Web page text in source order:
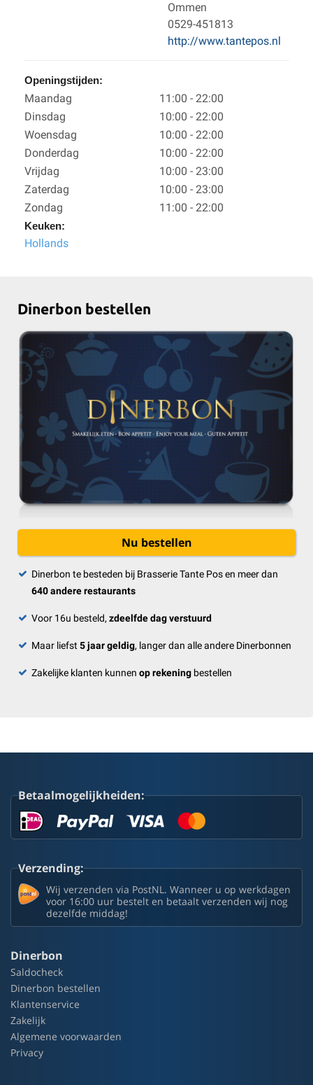
Ommen
0529-451813
http://www.tantepos.nl
Openingstijden:
Maandag
11:00 - 22:00
Dinsdag
10:00 - 22:00
Woensdag
10:00 - 22:00
Donderdag
10:00 - 22:00
Vrijdag
10:00 - 23:00
Zaterdag
10:00 - 23:00
Zondag
11:00 - 22:00
Keuken:
Hollands
Dinerbon bestellen
Nu bestellen
Dinerbon te besteden bij Brasserie Tante Pos en meer dan
640 andere restaurants
Voor 16u besteld, zdeelfde dag verstuurd
Maar liefst 5 jaar geldig, langer dan alle andere Dinerbonnen
Zakelijke klanten kunnen op rekening bestellen
Betaalmogelijkheiden:
Verzending:
Wij verzenden via PostNL. Wanneer u op werkdagen
voor 16:00 uur bestelt en betaalt verzenden wij nog
dezelfde middag!
Dinerbon
Saldocheck
Dinerbon bestellen
Klantenservice
Zakelijk
Algemene voorwaarden
Privacy